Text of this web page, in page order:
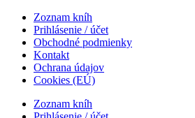
Zoznam kníh
Prihlásenie / účet
Obchodné podmienky
Kontakt
Ochrana údajov
Cookies (EÚ)
Zoznam kníh